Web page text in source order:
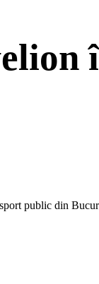
public din